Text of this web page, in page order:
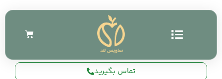
تماس بگیرید